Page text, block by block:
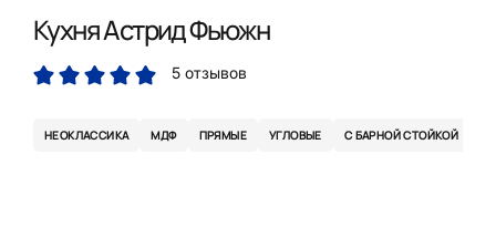
Кухня Астрид Фьюжн
5 отзывов
НЕОКЛАССИКА МДФ ПРЯМЫЕ УГЛОВЫЕ С БАРНОЙ СТОЙКОЙ